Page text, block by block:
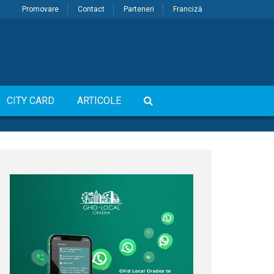
Promovare Contact Parteneri Franciză
CITY CARD ARTICOLE